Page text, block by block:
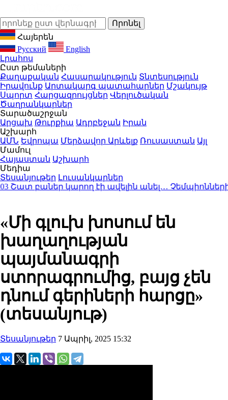
Հայերեն
Русский
English
Լրահոս
Ըստ թեմաների
Քաղաքական Հասարակություն Տնտեսություն
Իրավունք Արտակարգ պատահարներ Մշակույթ
Սպորտ Հարցազրույցներ Վերլուծական
Ծաղրանկարներ
Տարածաշրջան
Արցախ Թուրքիա Ադրբեջան Իրան
Աշխարհ
ԱՄՆ Եվրոպա Մերձավոր Արևելք Ռուսաստան Այլ
Մամուլ
Հայաստան Աշխարհ
Մեդիա
Տեսանյութեր Լուսանկարներ
բաներ կարող էի ավելին անել… Չեմպիոնների
«Մի գլուխ խոսում են
խաղաղության
պայմանագրի
ստորագրումից, բայց չեն
դնում գերիների հարցը»
(տեսանյութ)
Տեսանյութեր 7 Ապրիլ, 2025 15:32